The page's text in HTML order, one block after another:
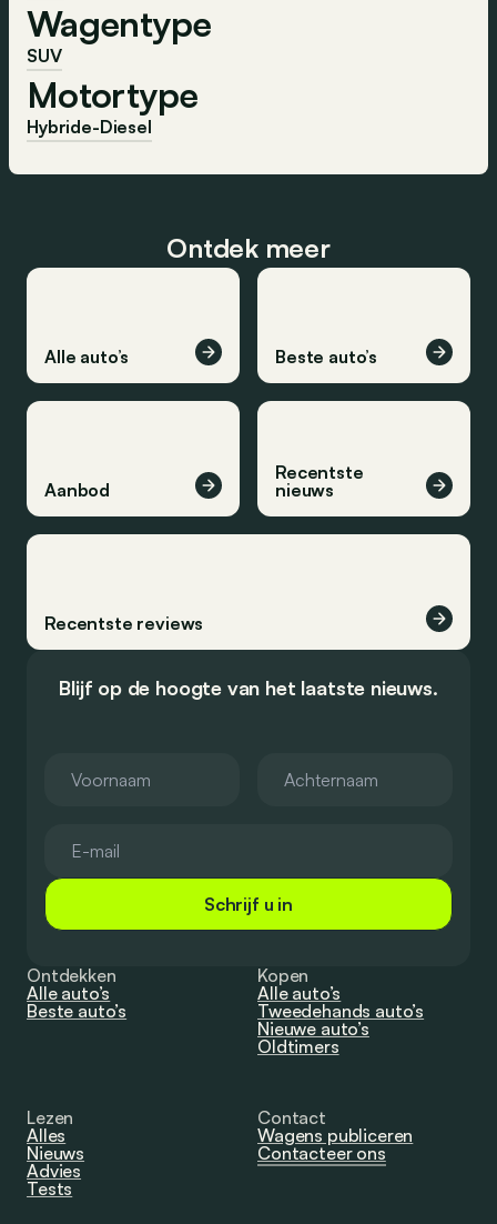
Wagentype
SUV
Motortype
Hybride-Diesel
Ontdek meer
Alle auto’s Beste auto’s
Aanbod
Recentste
nieuws
Recentste reviews
Blijf op de hoogte van het laatste nieuws.
Schrijf u in
Ontdekken
Alle auto’s
Beste auto’s
Kopen
Alle auto’s
Tweedehands auto’s
Nieuwe auto’s
Oldtimers
Lezen
Alles
Nieuws
Advies
Tests
Contact
Wagens publiceren
Contacteer ons